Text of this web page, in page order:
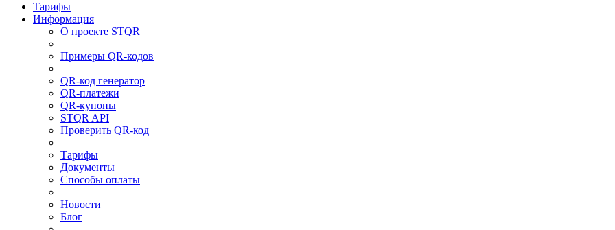
Тарифы
Информация
О проекте STQR
Примеры QR-кодов
QR-код генератор
QR-платежи
QR-купоны
STQR API
Проверить QR-код
Тарифы
Документы
Способы оплаты
Новости
Блог